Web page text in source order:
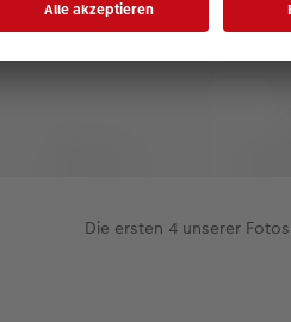
Die ersten 4 unserer